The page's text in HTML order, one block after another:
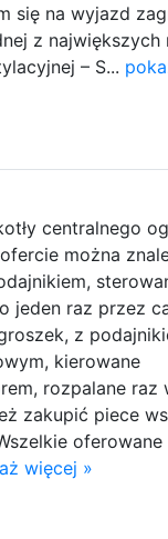
się na wyjazd
z największych
– S...
centralnego
można
jeden raz przez
z
kierowane
rozpalane raz
zakupić piece
oferowane
więcej »